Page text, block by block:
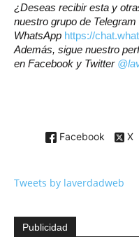
¿Deseas recibir esta y
nuestro grupo de Telegram
WhatsApp https://
Además, sigue nuestro
en Facebook y Twitter
Facebook X
Tweets by laverdadweb
Publicidad